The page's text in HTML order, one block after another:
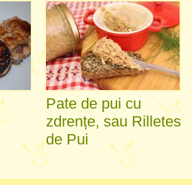
Pate de pui cu
zdrențe, sau Rilletes
de Pui